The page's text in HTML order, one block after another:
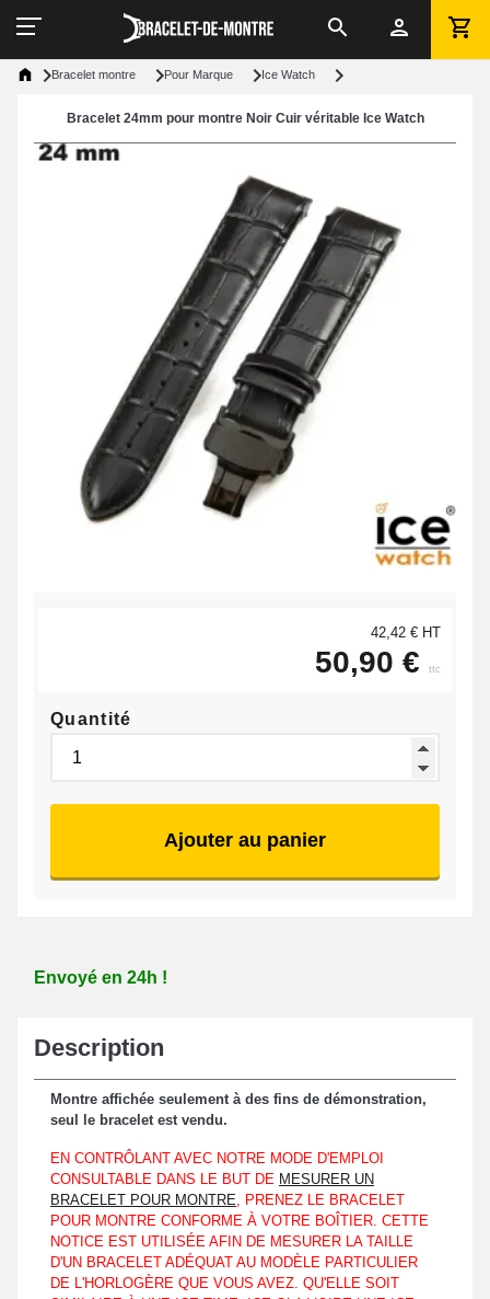
Bracelet montre Pour Marque Ice Watch
Bracelet 24mm pour montre Noir Cuir véritable Ice Watch
42,42 € HT
50,90 € ttc
Quantité
Ajouter au panier
Envoyé en 24h !
Description
Montre affichée seulement à des fins de démonstration,
seul le bracelet est vendu.
EN CONTRÔLANT AVEC NOTRE MODE D'EMPLOI
CONSULTABLE DANS LE BUT DE MESURER UN
BRACELET POUR MONTRE, PRENEZ LE BRACELET
POUR MONTRE CONFORME À VOTRE BOÎTIER. CETTE
NOTICE EST UTILISÉE AFIN DE MESURER LA TAILLE
D'UN BRACELET ADÉQUAT AU MODÈLE PARTICULIER
DE L'HORLOGÈRE QUE VOUS AVEZ. QU'ELLE SOIT